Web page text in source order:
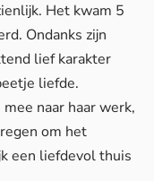
Het kwam 5
Ondanks zijn
lief karakter
liefde.
naar haar werk,
om het
een liefdevol thuis